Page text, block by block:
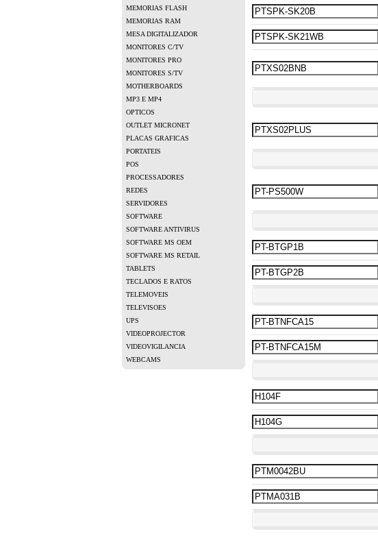
MEMORIAS FLASH
MEMORIAS RAM
MESA DIGITALIZADOR
MONITORES C/TV
MONITORES PRO
MONITORES S/TV
MOTHERBOARDS
MP3 E MP4
OPTICOS
OUTLET MICRONET
PLACAS GRAFICAS
PORTATEIS
POS
PROCESSADORES
REDES
SERVIDORES
SOFTWARE
SOFTWARE ANTIVIRUS
SOFTWARE MS OEM
SOFTWARE MS RETAIL
TABLETS
TECLADOS E RATOS
TELEMOVEIS
TELEVISOES
UPS
VIDEOPROJECTOR
VIDEOVIGILANCIA
WEBCAMS